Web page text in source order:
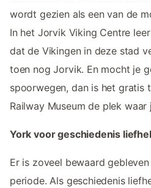
wordt gezien als een van de
In het Jorvik Viking Centre
dat de Vikingen in deze stad
toen nog Jorvik. En mocht je
spoorwegen, dan is het gratis
Railway Museum de plek waar
York voor geschiedenis
Er is zoveel bewaard
periode. Als geschiedenis